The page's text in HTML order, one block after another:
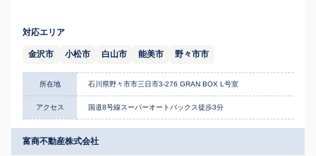
対応エリア
金沢市 小松市 白山市 能美市 野々市市
所在地 石川県野々市市三日市3-276 GRAN BOX L号室
アクセス 国道8号線スーパーオートバックス徒歩3分
富商不動産株式会社